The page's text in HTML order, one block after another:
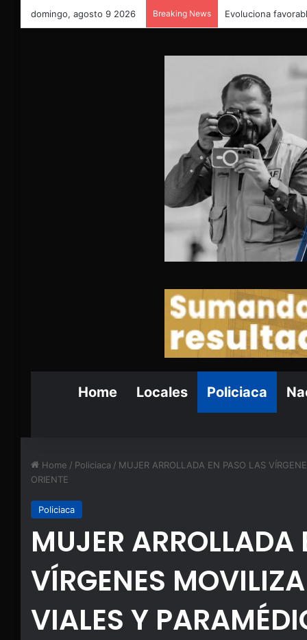
domingo, agosto 9 2026 Breaking News Evoluciona
Home Locales Policiaca
Home / Policiaca / MUJER ARROLLADA EN PASO LAS
ORIENTE
Policiaca
MUJER ARROLLADA
VÍRGENES
VIALES Y